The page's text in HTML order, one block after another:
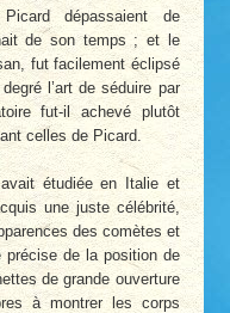
dépassaient de
de son temps ; et le
fut facilement éclipsé
l’art de séduire par
fut-il achevé plutôt
celles de Picard.
avait étudiée en Italie et
une juste célébrité,
des comètes et
de la position de
de grande ouverture
à montrer les corps